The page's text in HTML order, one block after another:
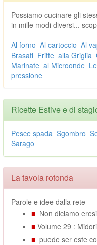
Possiamo cucinare gli
in mille modi diversi...
Al forno Al cartoccio Al
Brasati Fritte alla Griglia
Marinate al Microonde
pressione
Ricette Estive e di
Pesce spada Sgombro
Sarago
La tavola rotonda
Parole e idee dalla rete
■ Non diciamo
■ Volume 29 :
■ puede ser este